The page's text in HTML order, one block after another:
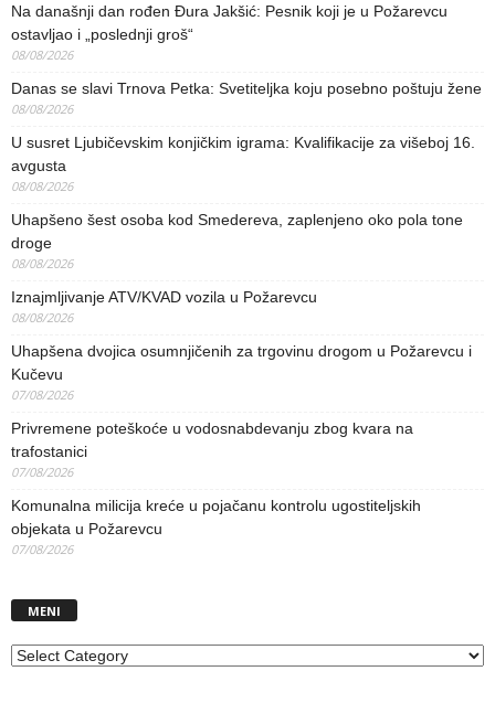
Na današnji dan rođen Đura Jakšić: Pesnik koji je u Požarevcu
ostavljao i „poslednji groš“
08/08/2026
Danas se slavi Trnova Petka: Svetiteljka koju posebno poštuju žene
08/08/2026
U susret Ljubičevskim konjičkim igrama: Kvalifikacije za višeboj 16.
avgusta
08/08/2026
Uhapšeno šest osoba kod Smedereva, zaplenjeno oko pola tone
droge
08/08/2026
Iznajmljivanje ATV/KVAD vozila u Požarevcu
08/08/2026
Uhapšena dvojica osumnjičenih za trgovinu drogom u Požarevcu i
Kučevu
07/08/2026
Privremene poteškoće u vodosnabdevanju zbog kvara na
trafostanici
07/08/2026
Komunalna milicija kreće u pojačanu kontrolu ugostiteljskih
objekata u Požarevcu
07/08/2026
MENI
MENI